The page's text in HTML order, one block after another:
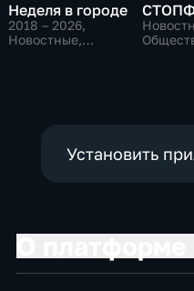
Неделя в городе
2018 – 2026,
Новостные,
Установить